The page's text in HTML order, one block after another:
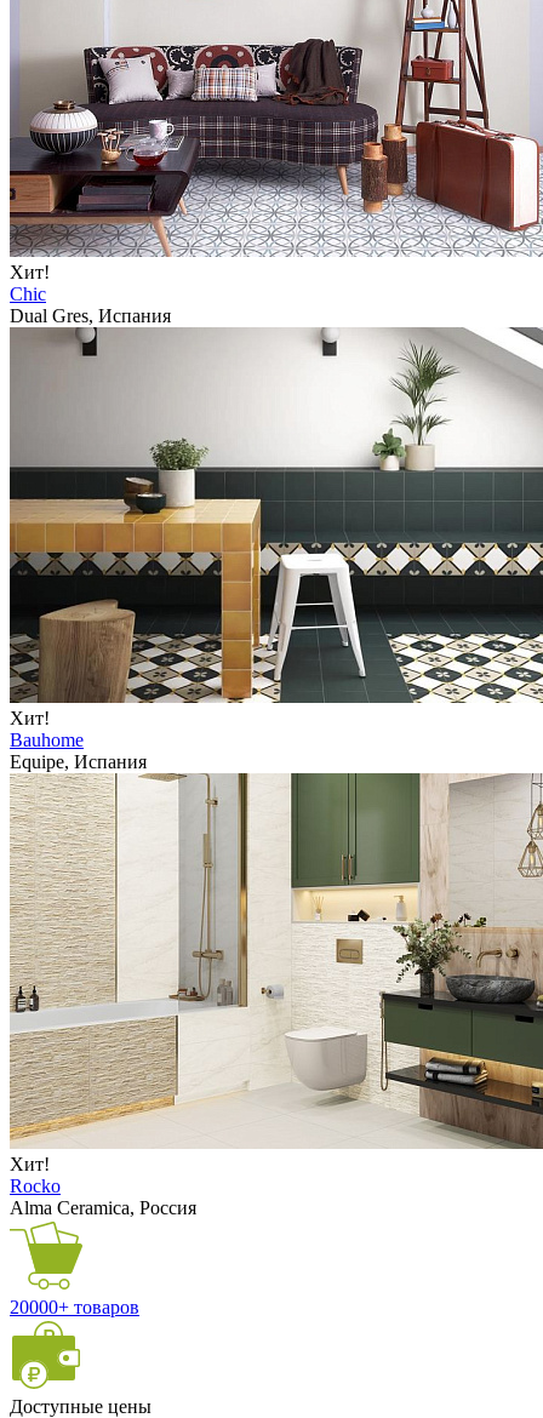
Хит!
Chic
Dual Gres, Испания
Хит!
Bauhome
Equipe, Испания
Хит!
Rocko
Alma Ceramica, Россия
20000+ товаров
Доступные цены